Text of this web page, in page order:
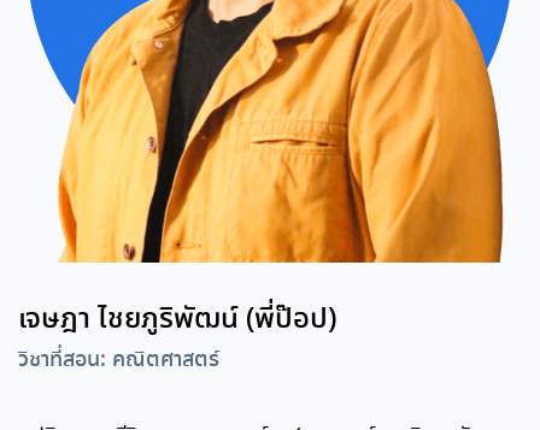
เจษฎา ไชยภูริพัฒน์ (พี่ป๊อป)
วิชาที่สอน: คณิตศาสตร์